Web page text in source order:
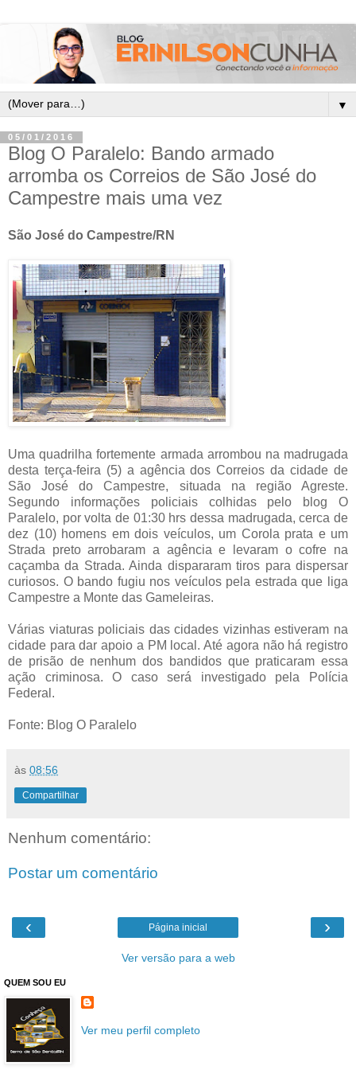
▼
05/01/2016
Blog O Paralelo: Bando armado
arromba os Correios de São José do
Campestre mais uma vez
São José do Campestre/RN
Uma quadrilha fortemente armada arrombou na madrugada
desta terça-feira (5) a agência dos Correios da cidade de
São José do Campestre, situada na região Agreste.
Segundo informações policiais colhidas pelo blog O
Paralelo, por volta de 01:30 hrs dessa madrugada, cerca de
dez (10) homens em dois veículos, um Corola prata e um
Strada preto arrobaram a agência e levaram o cofre na
caçamba da Strada. Ainda dispararam tiros para dispersar
curiosos. O bando fugiu nos veículos pela estrada que liga
Campestre a Monte das Gameleiras.
Várias viaturas policiais das cidades vizinhas estiveram na
cidade para dar apoio a PM local. Até agora não há registro
de prisão de nenhum dos bandidos que praticaram essa
ação criminosa. O caso será investigado pela Polícia
Federal.
Fonte: Blog O Paralelo
às 08:56
Compartilhar
Nenhum comentário:
Postar um comentário
‹ ›
Página inicial
Ver versão para a web
QUEM SOU EU
Ver meu perfil completo